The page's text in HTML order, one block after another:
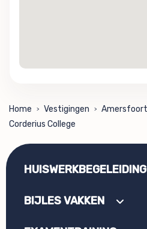
Home > Vestigingen > Amersfoort
Corderius College
HUISWERKBEGELEIDING
BIJLES VAKKEN